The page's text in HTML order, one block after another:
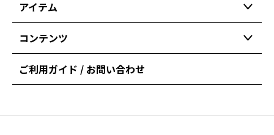
アイテム
コンテンツ
ご利用ガイド / お問い合わせ